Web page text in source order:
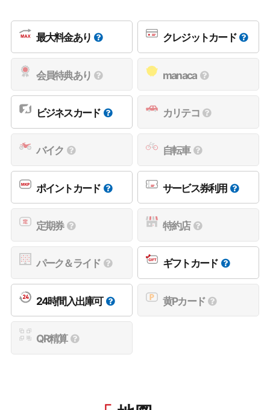
最大料金あり クレジットカード
会員特典あり manaca
ビジネスカード カリテコ
バイク 自転車
ポイントカード サービス券利用
定期券 特約店
パーク＆ライド ギフトカード
24時間入出庫可 黄Pカード
QR精算